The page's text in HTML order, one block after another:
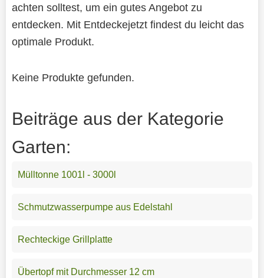
achten solltest, um ein gutes Angebot zu
entdecken. Mit Entdeckejetzt findest du leicht das
optimale Produkt.
Keine Produkte gefunden.
Beiträge aus der Kategorie
Garten:
Mülltonne 1001l - 3000l
Schmutzwasserpumpe aus Edelstahl
Rechteckige Grillplatte
Übertopf mit Durchmesser 12 cm